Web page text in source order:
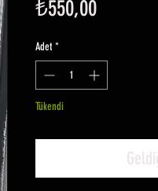
₺550,00Fiyat
Adet *
Tükendi